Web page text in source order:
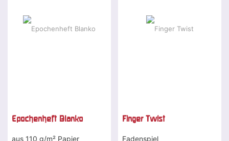
Epochenheft Blanko
aus 110 g/m² Papier
Finger Twist
Fadenspiel